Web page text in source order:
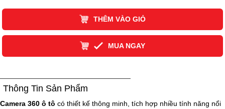
THÊM VÀO GIỎ
MUA NGAY
Thông Tin Sản Phẩm
Camera 360 ô tô có thiết kế thông minh, tích hợp nhiều tính năng nổi